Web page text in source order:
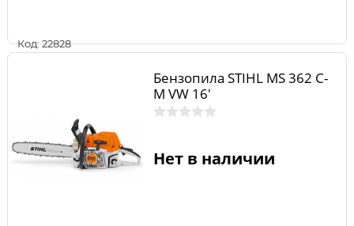
Код: 22828
Бензопила STIHL MS 362 С-
М VW 16'
Нет в наличии